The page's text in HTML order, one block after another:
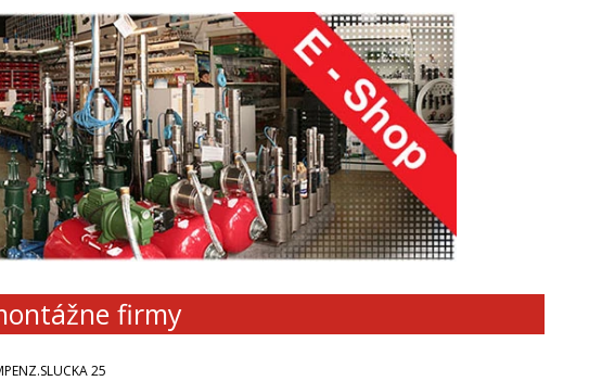
firmy
25